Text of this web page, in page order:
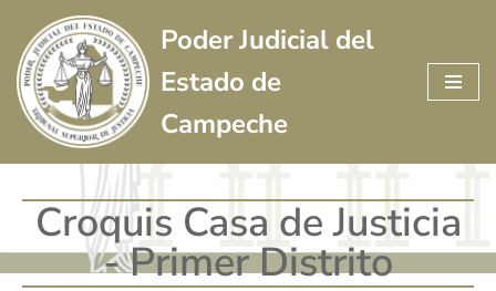
Saltar
al
contenido
Poder Judicial del
Estado de
Campeche
Croquis Casa de Justicia
- Primer Distrito